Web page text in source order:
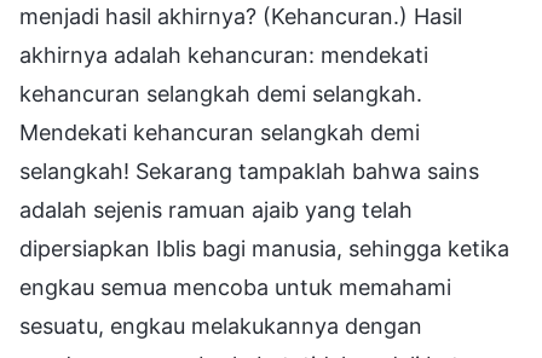
menjadi hasil akhirnya? (Kehancuran.) Hasil
akhirnya adalah kehancuran: mendekati
kehancuran selangkah demi selangkah.
Mendekati kehancuran selangkah demi
selangkah! Sekarang tampaklah bahwa sains
adalah sejenis ramuan ajaib yang telah
dipersiapkan Iblis bagi manusia, sehingga ketika
engkau semua mencoba untuk memahami
sesuatu, engkau melakukannya dengan